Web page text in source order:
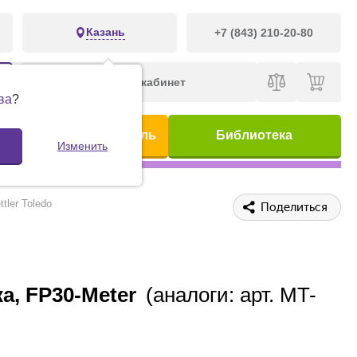
Казань +7 (843) 210-20-80
?
Изменить
Личный кабинет
Предметный указатель Библиотека
Toledo Поделиться
FP30-Meter (аналоги: арт. MT-